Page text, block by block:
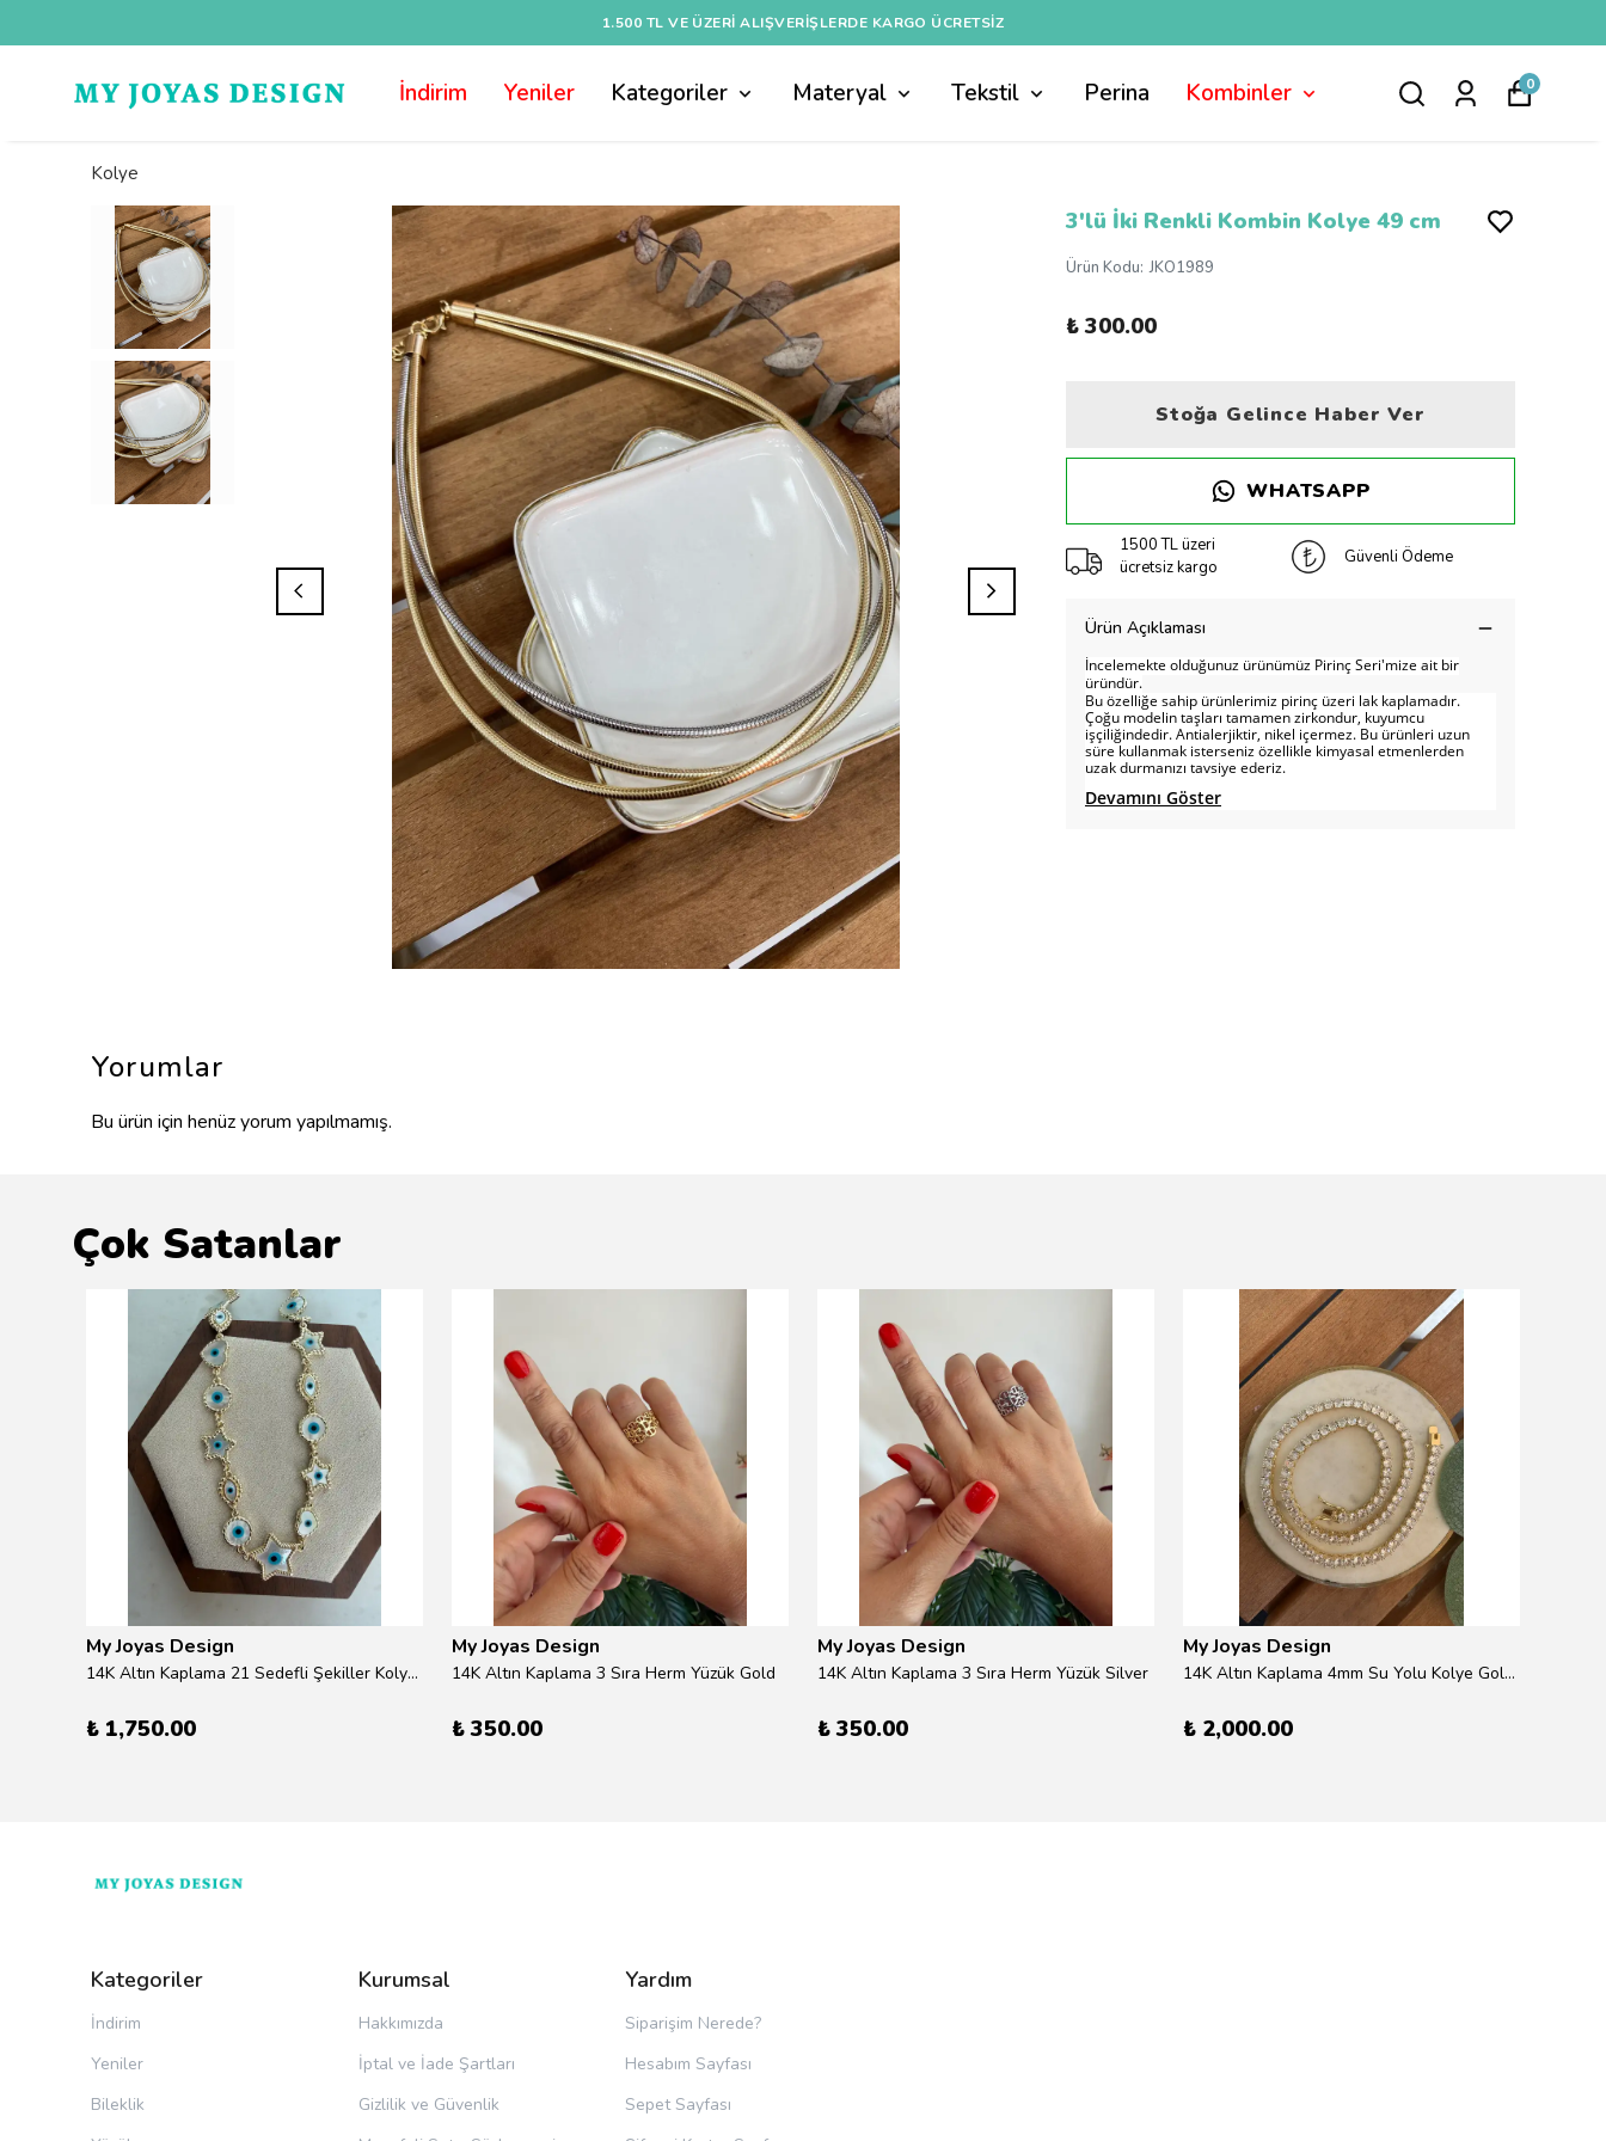
1.500 TL VE ÜZERI ALIŞVERIŞLERDE KARGO ÜCRETSİZ
İndirim Yeniler Kategoriler Materyal Tekstil Perina Kombinler 0
Kolye
3'lü İki Renkli Kombin Kolye 49 cm
Ürün Kodu: JKO1989
₺ 300.00
Stoğa Gelince Haber Ver
WHATSAPP
1500 TL üzeri
ücretsiz kargo
Güvenli Ödeme
Ürün Açıklaması
İncelemekte olduğunuz ürünümüz Pirinç Seri'mize ait bir
üründür.
Bu özelliğe sahip ürünlerimiz pirinç üzeri lak kaplamadır.
Çoğu modelin taşları tamamen zirkondur, kuyumcu
işçiliğindedir. Antialerjiktir, nikel içermez. Bu ürünleri uzun
süre kullanmak isterseniz özellikle kimyasal etmenlerden
uzak durmanızı tavsiye ederiz.
Devamını Göster
Yorumlar
Bu ürün için henüz yorum yapılmamış.
Çok Satanlar
My Joyas Design
14K Altın Kaplama 21 Sedefli Şekiller Kolye 46cm
₺ 1,750.00
My Joyas Design
14K Altın Kaplama 3 Sıra Herm Yüzük Gold
₺ 350.00
My Joyas Design
14K Altın Kaplama 3 Sıra Herm Yüzük Silver
₺ 350.00
My Joyas Design
14K Altın Kaplama 4mm Su Yolu Kolye Gold 41cm
₺ 2,000.00
Kategoriler
İndirim
Yeniler
Bileklik
Kurumsal
Hakkımızda
İptal ve İade Şartları
Gizlilik ve Güvenlik
Yardım
Siparişim Nerede?
Hesabım Sayfası
Sepet Sayfası